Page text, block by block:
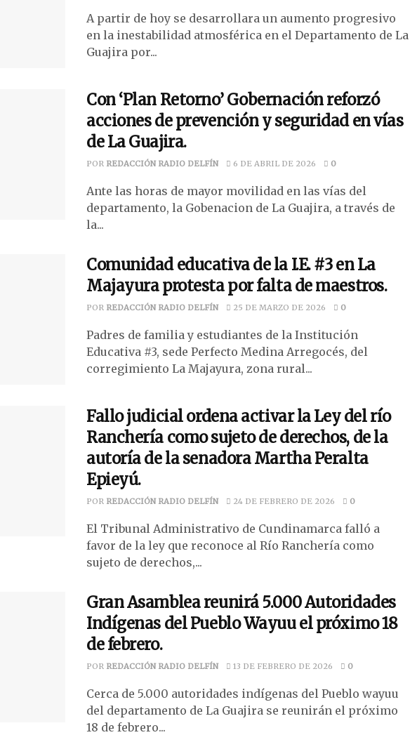
A partir de hoy se desarrollara un aumento progresivo
en la inestabilidad atmosférica en el Departamento de La
Guajira por...
Con ‘Plan Retorno’ Gobernación reforzó
acciones de prevención y seguridad en vías
de La Guajira.
POR REDACCIÓN RADIO DELFÍN 6 DE ABRIL DE 2026 0
Ante las horas de mayor movilidad en las vías del
departamento, la Gobenacion de La Guajira, a través de
la...
Comunidad educativa de la I.E. #3 en La
Majayura protesta por falta de maestros.
POR REDACCIÓN RADIO DELFÍN 25 DE MARZO DE 2026 0
Padres de familia y estudiantes de la Institución
Educativa #3, sede Perfecto Medina Arregocés, del
corregimiento La Majayura, zona rural...
Fallo judicial ordena activar la Ley del río
Ranchería como sujeto de derechos, de la
autoría de la senadora Martha Peralta
Epieyú.
POR REDACCIÓN RADIO DELFÍN 24 DE FEBRERO DE 2026 0
El Tribunal Administrativo de Cundinamarca falló a
favor de la ley que reconoce al Río Ranchería como
sujeto de derechos,...
Gran Asamblea reunirá 5.000 Autoridades
Indígenas del Pueblo Wayuu el próximo 18
de febrero.
POR REDACCIÓN RADIO DELFÍN 13 DE FEBRERO DE 2026 0
Cerca de 5.000 autoridades indígenas del Pueblo wayuu
del departamento de La Guajira se reunirán el próximo
18 de febrero...